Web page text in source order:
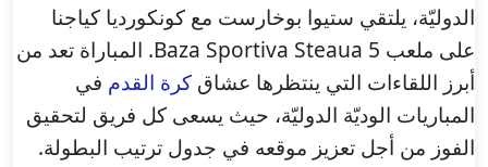
الدوليّة، يلتقي ستيوا بوخارست مع كونكورديا كياجنا
على ملعب Baza Sportiva Steaua 5. المباراة تعد من
أبرز اللقاءات التي ينتظرها عشاق كرة القدم في
المباريات الوديّة الدوليّة، حيث يسعى كل فريق لتحقيق
الفوز من أجل تعزيز موقعه في جدول ترتيب البطولة.